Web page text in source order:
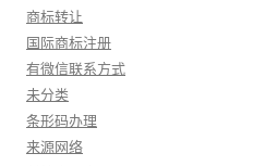
商标转让
国际商标注册
有微信联系方式
未分类
条形码办理
来源网络